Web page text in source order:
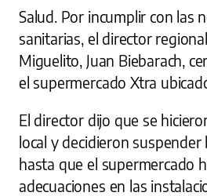
Salud. Por incumplir con las
sanitarias, el director
Miguelito, Juan Biebarach,
el supermercado Xtra
El director dijo que se
local y decidieron suspender
hasta que el supermercado
adecuaciones en las